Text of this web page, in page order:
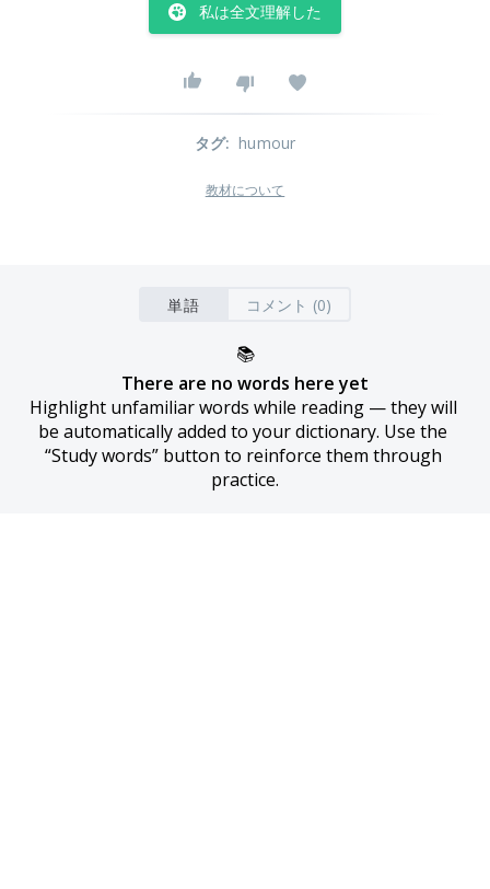
私は全文理解した
タグ: humour
教材について
単語 コメント (0)
📚
There are no words here yet
Highlight unfamiliar words while reading — they will
be automatically added to your dictionary. Use the
“Study words” button to reinforce them through
practice.